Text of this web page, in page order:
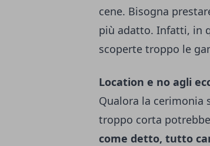
cene. Bisogna
più adatto. Infatti, in
scoperte troppo le
Location e no agli
Qualora la cerimonia
troppo corta
come detto, tutto